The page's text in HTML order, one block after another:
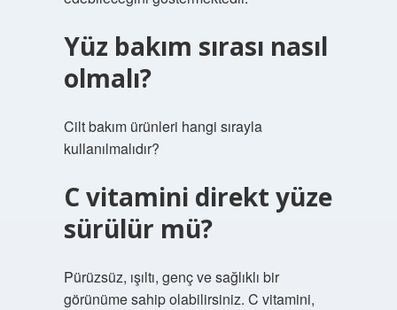
Yüz bakım sırası nasıl
olmalı?
Cilt bakım ürünleri hangi sırayla
kullanılmalıdır?
C vitamini direkt yüze
sürülür mü?
Pürüzsüz, ışıltı, genç ve sağlıklı bir
görünüme sahip olabilirsiniz. C vitamini,